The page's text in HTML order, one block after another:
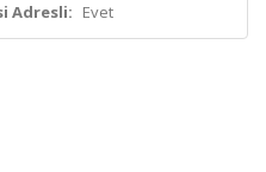
Adresli: Evet